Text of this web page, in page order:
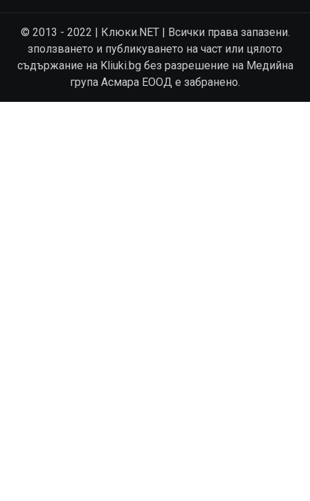
© 2013 - 2022 | Клюки.NET | Всички права запазени.
зползването и публикуването на част или цялото
съдържание на Kliuki.bg без разрешение на Медийна
група Асмара ЕООД е забранено.